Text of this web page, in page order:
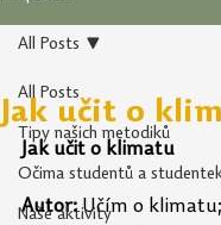
All Posts
Tipy našich metodiků
Očima studentů a
Naše aktivity
All Posts
Jak učit o
Jak učit o klimatu
Autor: Učím o